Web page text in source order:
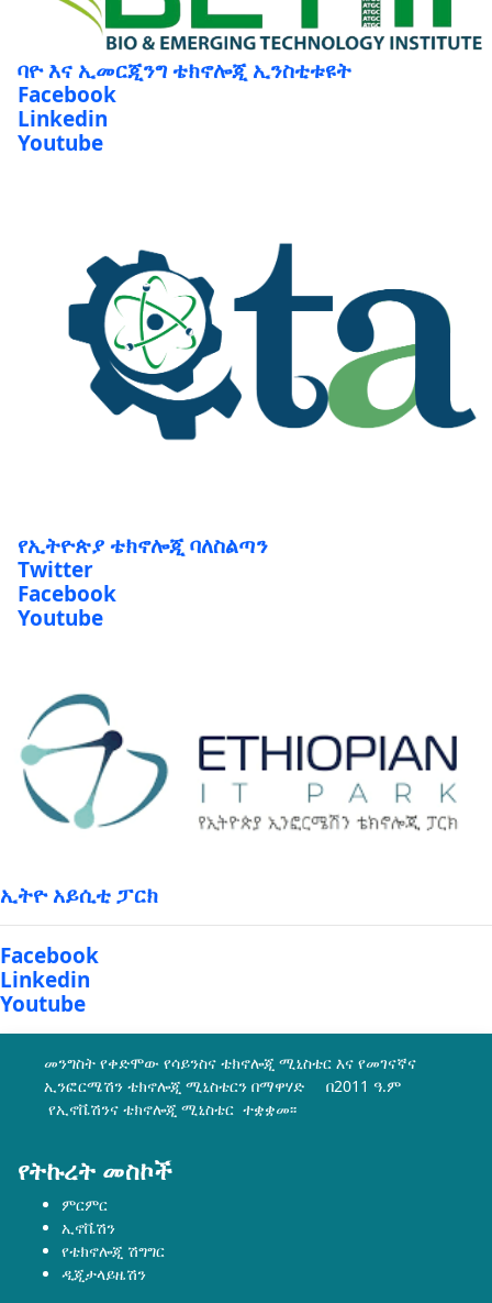
ባዮ እና ኢመርጂንግ ቴክኖሎጂ ኢንስቲቱዩት
Facebook
Linkedin
Youtube
የኢትዮጵያ ቴክኖሎጂ ባለስልጣን
Twitter
Facebook
Youtube
ኢትዮ አይሲቲ ፓርክ
Facebook
Linkedin
Youtube
መንግስት የቀድሞው የሳይንስና ቴክኖሎጂ ሚኒስቴር እና የመገናኛና
ኢንፎርሜሽን ቴክኖሎጂ ሚኒስቴርን በማዋሃድ በ2011 ዓ.ም
የኢኖቬሽንና ቴክኖሎጂ ሚኒስቴር ተቋቋመ፡፡
የትኩረት መስኮች
ምርምር
ኢኖቬሽን
የቴክኖሎጂ ሽግግር
ዲጂታላይዜሽን